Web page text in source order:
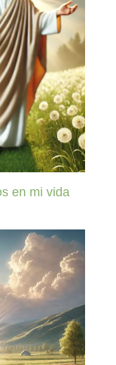
en mi vida